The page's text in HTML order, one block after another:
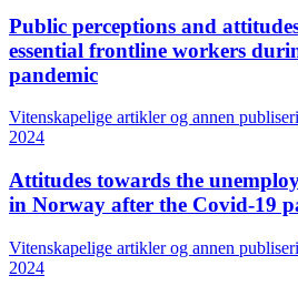
Public perceptions and
essential frontline workers
pandemic
Vitenskapelige artikler og annen
2024
Attitudes towards the
in Norway after the Covid-19
Vitenskapelige artikler og annen
2024